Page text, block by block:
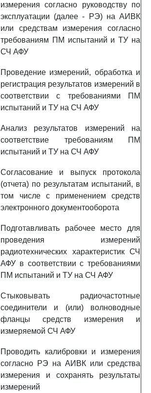
измерения согласно руководству по
эксплуатации (далее - РЭ) на АИВК
или средствам измерения согласно
требованиям ПМ испытаний и ТУ на
СЧ АФУ
Проведение измерений, обработка и
регистрация результатов измерений в
соответствии с требованиями ПМ
испытаний и ТУ на СЧ АФУ
Анализ результатов измерений на
соответствие требованиям ПМ
испытаний и ТУ на СЧ АФУ
Согласование и выпуск протокола
(отчета) по результатам испытаний, в
том числе с применением средств
электронного документооборота
Подготавливать рабочее место для
проведения измерений
радиотехнических характеристик СЧ
АФУ в соответствии с требованиями
ПМ испытаний и ТУ на СЧ АФУ
Стыковывать радиочастотные
соединители и (или) волноводные
фланцы средств измерения и
измеряемой СЧ АФУ
Проводить калибровки и измерения
согласно РЭ на АИВК или средства
измерения и сохранять результаты
измерений